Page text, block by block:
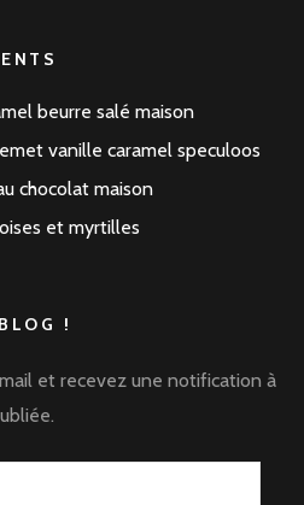
beurre salé maison
vanille caramel speculoos
chocolat maison
et myrtilles
!
et recevez une notification à